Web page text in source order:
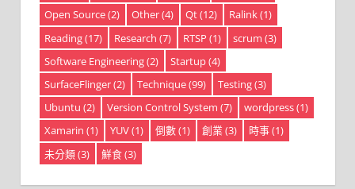
Open Source(2) Other(4) Qt(12) Ralink(1)
Reading(17) Research (7) RTSP (1) scrum (3)
Software Engineering(2) Startup(4)
SurfaceFlinger(2) Technique(99) Testing(3)
Ubuntu (2) Version Control System (7) wordpress(1)
Xamarin (1) YUV(1) 倒數(1) 創業(3) 時事(1)
未分類(3) 鮮食(3)